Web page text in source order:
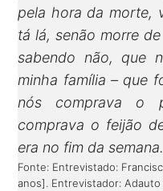
pela hora da morte,
tá lá, senão morre
sabendo não, que
minha família – que
nós comprava o
comprava o feijão
era no fim da
Fonte: Entrevistado:
anos]. Entrevistador: